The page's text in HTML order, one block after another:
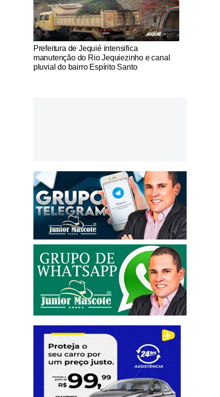
Notícias Católicas
Prefeitura de Jequié intensifica
manutenção do Rio Jequiezinho e canal
pluvial do bairro Espírito Santo